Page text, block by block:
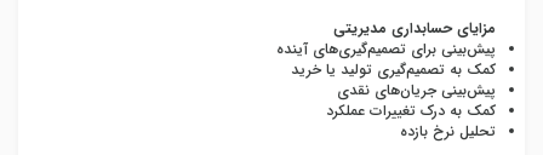
مزایای حسابداری مدیریتی
پیش‌بینی برای تصمیم‌گیری‌های آینده
کمک به تصمیم‌گیری تولید یا خرید
پیش‌بینی جریان‌های نقدی
کمک به درک تغییرات عملکرد
تحلیل نرخ بازده